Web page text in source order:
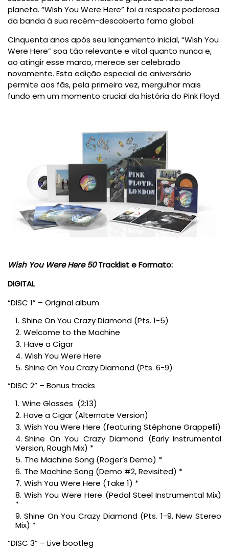
planeta. “Wish You Were Here” foi a resposta poderosa
da banda à sua recém-descoberta fama global.
Cinquenta anos após seu lançamento inicial, “Wish You
Were Here” soa tão relevante e vital quanto nunca e,
ao atingir esse marco, merece ser celebrado
novamente. Esta edição especial de aniversário
permite aos fãs, pela primeira vez, mergulhar mais
fundo em um momento crucial da história do Pink Floyd.
Wish You Were Here 50Tracklist e Formato:
DIGITAL
“DISC 1” – Original album
Shine On You Crazy Diamond (Pts. 1-5)
Welcome to the Machine
Have a Cigar
Wish You Were Here
Shine On You Crazy Diamond (Pts. 6-9)
“DISC 2” – Bonus tracks
Wine Glasses (2:13)
Have a Cigar (Alternate Version)
Wish You Were Here (featuring Stéphane Grappelli)
Shine On You Crazy Diamond (Early Instrumental
Version, Rough Mix) *
The Machine Song (Roger’s Demo) *
The Machine Song (Demo #2, Revisited) *
Wish You Were Here (Take 1) *
Wish You Were Here (Pedal Steel Instrumental Mix)
*
Shine On You Crazy Diamond (Pts. 1-9, New Stereo
Mix) *
“DISC 3” – Live bootleg